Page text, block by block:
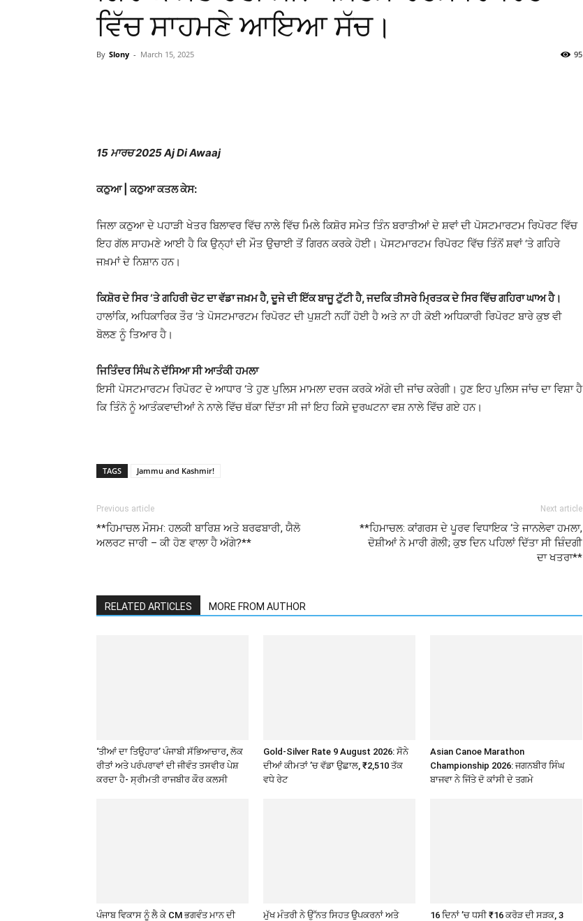
ਵਿੱਚ ਸਾਹਮਣੇ ਆਇਆ ਸੱਚ।
By Slony - March 15, 2025 95
15 ਮਾਰਚ 2025 Aj Di Awaaj
ਕਠੁਆ | ਕਠੁਆ ਕਤਲ ਕੇਸ:
ਜਿਲਾ ਕਠੁਆ ਦੇ ਪਹਾੜੀ ਖੇਤਰ ਬਿਲਾਵਰ ਵਿੱਚ ਨਾਲੇ ਵਿੱਚ ਮਿਲੇ ਕਿਸ਼ੋਰ ਸਮੇਤ ਤਿੰਨ ਬਰਾਤੀਆਂ ਦੇ ਸ਼ਵਾਂ ਦੀ ਪੋਸਟਮਾਰਟਮ ਰਿਪੋਰਟ ਵਿੱਚ
ਇਹ ਗੱਲ ਸਾਹਮਣੇ ਆਈ ਹੈ ਕਿ ਉਨ੍ਹਾਂ ਦੀ ਮੌਤ ਉਚਾਈ ਤੋਂ ਗਿਰਨ ਕਰਕੇ ਹੋਈ। ਪੋਸਟਮਾਰਟਮ ਰਿਪੋਰਟ ਵਿੱਚ ਤਿੰਨੋਂ ਸ਼ਵਾਂ ‘ਤੇ ਗਹਿਰੇ
ਜਖ਼ਮਾਂ ਦੇ ਨਿਸ਼ਾਨ ਹਨ।
ਕਿਸ਼ੋਰ ਦੇ ਸਿਰ ‘ਤੇ ਗਹਿਰੀ ਚੋਟ ਦਾ ਵੱਡਾ ਜਖ਼ਮ ਹੈ, ਦੂਜੇ ਦੀ ਇੱਕ ਬਾਜੂ ਟੁੱਟੀ ਹੈ, ਜਦਕਿ ਤੀਸਰੇ ਮ੍ਰਿਤਕ ਦੇ ਸਿਰ ਵਿੱਚ ਗਹਿਰਾ ਘਾਅ ਹੈ।
ਹਾਲਾਂਕਿ, ਅਧਿਕਾਰਿਕ ਤੌਰ ‘ਤੇ ਪੋਸਟਮਾਰਟਮ ਰਿਪੋਰਟ ਦੀ ਪੁਸ਼ਟੀ ਨਹੀਂ ਹੋਈ ਹੈ ਅਤੇ ਨਾ ਹੀ ਕੋਈ ਅਧਿਕਾਰੀ ਰਿਪੋਰਟ ਬਾਰੇ ਕੁਝ ਵੀ
ਬੋਲਣ ਨੂੰ ਤਿਆਰ ਹੈ।
ਜਿਤਿੰਦਰ ਸਿੰਘ ਨੇ ਦੱਸਿਆ ਸੀ ਆਤੰਕੀ ਹਮਲਾ
ਇਸੀ ਪੋਸਟਮਾਰਟਮ ਰਿਪੋਰਟ ਦੇ ਆਧਾਰ ‘ਤੇ ਹੁਣ ਪੁਲਿਸ ਮਾਮਲਾ ਦਰਜ ਕਰਕੇ ਅੱਗੇ ਦੀ ਜਾਂਚ ਕਰੇਗੀ। ਹੁਣ ਇਹ ਪੁਲਿਸ ਜਾਂਚ ਦਾ ਵਿਸ਼ਾ ਹੈ
ਕਿ ਤਿੰਨੋ ਨੂੰ ਆਤੰਕਵਾਦੀਆਂ ਨੇ ਨਾਲੇ ਵਿੱਚ ਥੱਕਾ ਦਿੱਤਾ ਸੀ ਜਾਂ ਇਹ ਕਿਸੇ ਦੁਰਘਟਨਾ ਵਸ਼ ਨਾਲੇ ਵਿੱਚ ਗਏ ਹਨ।
TAGS Jammu and Kashmir!
Previous article
**ਹਿਮਾਚਲ ਮੌਸਮ: ਹਲਕੀ ਬਾਰਿਸ਼ ਅਤੇ ਬਰਫਬਾਰੀ, ਯੈਲੋ
ਅਲਰਟ ਜਾਰੀ – ਕੀ ਹੋਣ ਵਾਲਾ ਹੈ ਅੱਗੇ?**
Next article
**ਹਿਮਾਚਲ: ਕਾਂਗਰਸ ਦੇ ਪੂਰਵ ਵਿਧਾਇਕ ‘ਤੇ ਜਾਨਲੇਵਾ ਹਮਲਾ,
ਦੋਸ਼ੀਆਂ ਨੇ ਮਾਰੀ ਗੋਲੀ; ਕੁਝ ਦਿਨ ਪਹਿਲਾਂ ਦਿੱਤਾ ਸੀ ਜ਼ਿੰਦਗੀ
ਦਾ ਖਤਰਾ**
RELATED ARTICLES MORE FROM AUTHOR
‘ਤੀਆਂ ਦਾ ਤਿਉਹਾਰ’ ਪੰਜਾਬੀ ਸੱਭਿਆਚਾਰ, ਲੋਕ
ਰੀਤਾਂ ਅਤੇ ਪਰੰਪਰਾਵਾਂ ਦੀ ਜੀਵੰਤ ਤਸਵੀਰ ਪੇਸ਼
ਕਰਦਾ ਹੈ- ਸ੍ਰੀਮਤੀ ਰਾਜਬੀਰ ਕੌਰ ਕਲਸੀ
Gold-Silver Rate 9 August 2026: ਸੋਨੇ
ਦੀਆਂ ਕੀਮਤਾਂ ’ਚ ਵੱਡਾ ਉਛਾਲ, ₹2,510 ਤੱਕ
ਵਧੇ ਰੇਟ
Asian Canoe Marathon
Championship 2026: ਜਗਨਬੀਰ ਸਿੰਘ
ਬਾਜਵਾ ਨੇ ਜਿੱਤੇ ਦੋ ਕਾਂਸੀ ਦੇ ਤਗਮੇ
ਪੰਜਾਬ ਵਿਕਾਸ ਨੂੰ ਲੈ ਕੇ CM ਭਗਵੰਤ ਮਾਨ ਦੀ
ਮੁੱਖ ਮੰਤਰੀ ਨੇ ਉੱਨਤ ਸਿਹਤ ਉਪਕਰਨਾਂ ਅਤੇ
16 ਦਿਨਾਂ ’ਚ ਧਸੀ ₹16 ਕਰੋੜ ਦੀ ਸੜਕ, 3